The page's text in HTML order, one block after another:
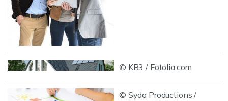
© KB3 / Fotolia.com
© Syda Productions /